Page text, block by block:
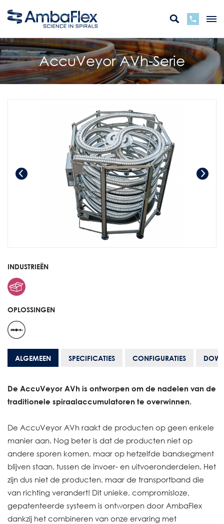
AccuVeyor AVh-Serie
INDUSTRIEËN
OPLOSSINGEN
ALGEMEEN SPECIFICATIES CONFIGURATIES
De AccuVeyor AVh is ontworpen om de nadelen van de
traditionele spiraalaccumulatoren te overwinnen.
De AccuVeyor AVh raakt de producten op geen enkele
manier aan. Nog beter is dat de producten niet op
andere sporen komen, maar op hetzelfde bandsegment
blijven staan, tussen de invoer- en uitvoeronderdelen. Het
zijn dus niet de producten, maar de transportband die
van richting verandert! Dit unieke, compromisloze,
gepatenteerde systeem is ontworpen door AmbaFlex
dankzij het combineren van onze ervaring met